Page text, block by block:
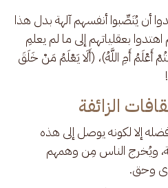
أن يُنَصِّبوا أنفسهم آلهة بدل هذا
بعقلياتهم إلى ما لم يعلمِ
أَعْلَمُ أَمِ اللَّهُ)، (أَلَا يَعْلَمُ مَنْ خَلَقَ
الزائفة
إلا لكونه يوصل إلى هذه
ويُخرج الناس مِن وهمهم
وحق.